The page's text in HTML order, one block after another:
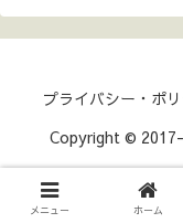
プライバシー・ポ
Copyright ©
メニュー ホーム